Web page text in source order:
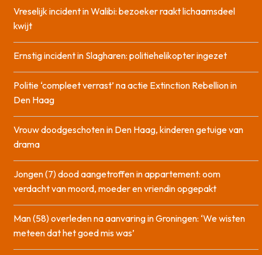
Vreselijk incident in Walibi: bezoeker raakt lichaamsdeel
kwijt
Ernstig incident in Slagharen: politiehelikopter ingezet
Politie ‘compleet verrast’ na actie Extinction Rebellion in
Den Haag
Vrouw doodgeschoten in Den Haag, kinderen getuige van
drama
Jongen (7) dood aangetroffen in appartement: oom
verdacht van moord, moeder en vriendin opgepakt
Man (58) overleden na aanvaring in Groningen: ‘We wisten
meteen dat het goed mis was’